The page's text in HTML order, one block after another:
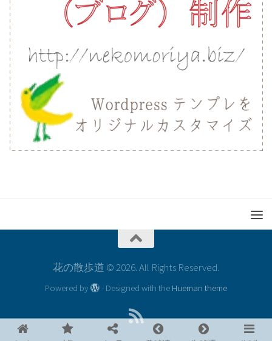
花の散歩道 © 2026. All Rights Reserved.
Powered by - Designed with the Hueman theme